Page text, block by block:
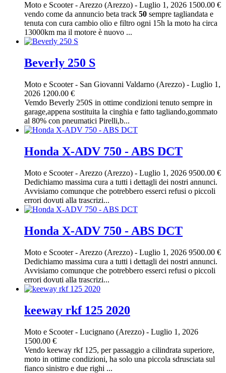
Moto e Scooter-Arezzo (Arezzo) - Luglio 1, 2026 1500.00 €
vendo come da annuncio beta track 50 sempre tagliandata e
tenuta con cura cambio olio e filtro ogni 15h la moto ha circa
13000km ma il motore è nuovo ...
Beverly 250 S
Moto e Scooter- San Giovanni Valdarno (Arezzo) - Luglio 1,
2026 1200.00 €
Vemdo Beverly 250S in ottime condizioni tenuto sempre in
garage,appena sostituita la cinghia e fatto tagliando,gommato
al 80% con pneumatici Pirelli,b...
Honda X-ADV 750 - ABS DCT
Moto e Scooter- Arezzo (Arezzo) - Luglio 1, 2026 9500.00 €
Dedichiamo massima cura a tutti i dettagli dei nostri annunci.
Avvisiamo comunque che potrebbero esserci refusi o piccoli
errori dovuti alla trascrizi...
Honda X-ADV 750 - ABS DCT
Moto e Scooter- Arezzo (Arezzo) - Luglio 1, 2026 9500.00 €
Dedichiamo massima cura a tutti i dettagli dei nostri annunci.
Avvisiamo comunque che potrebbero esserci refusi o piccoli
errori dovuti alla trascrizi...
keeway rkf 125 2020
Moto e Scooter- Lucignano (Arezzo) - Luglio 1, 2026
1500.00 €
Vendo keeway rkf 125, per passaggio a cilindrata superiore,
moto in ottime condizioni, ha solo una piccola sdrusciata sul
fianco sinistro e due righi ...